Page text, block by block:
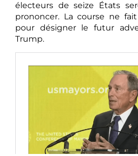
électeurs de seize États
prononcer. La course ne
pour désigner le futur
Trump.